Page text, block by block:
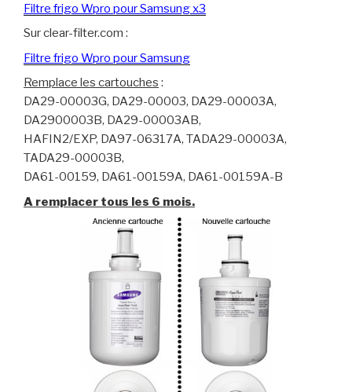
Filtre frigo Wpro pour Samsung x3
Sur clear-filter.com :
Filtre frigo Wpro pour Samsung
Remplace les cartouches :
DA29-00003G, DA29-00003, DA29-00003A,
DA2900003B, DA29-00003AB,
HAFIN2/EXP, DA97-06317A, TADA29-00003A,
TADA29-00003B,
DA61-00159, DA61-00159A, DA61-00159A-B
A remplacer tous les 6 mois.